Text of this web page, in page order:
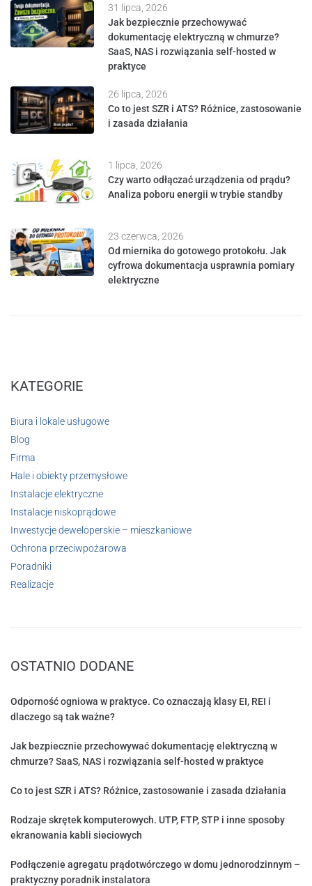
31 lipca, 2026
Jak bezpiecznie przechowywać
dokumentację elektryczną w chmurze?
SaaS, NAS i rozwiązania self-hosted w
praktyce
26 lipca, 2026
Co to jest SZR i ATS? Różnice, zastosowanie
i zasada działania
1 lipca, 2026
Czy warto odłączać urządzenia od prądu?
Analiza poboru energii w trybie standby
23 czerwca, 2026
Od miernika do gotowego protokołu. Jak
cyfrowa dokumentacja usprawnia pomiary
elektryczne
KATEGORIE
Biura i lokale usługowe
Blog
Firma
Hale i obiekty przemysłowe
Instalacje elektryczne
Instalacje niskoprądowe
Inwestycje deweloperskie – mieszkaniowe
Ochrona przeciwpożarowa
Poradniki
Realizacje
OSTATNIO DODANE
Odporność ogniowa w praktyce. Co oznaczają klasy EI, REI i
dlaczego są tak ważne?
Jak bezpiecznie przechowywać dokumentację elektryczną w
chmurze? SaaS, NAS i rozwiązania self-hosted w praktyce
Co to jest SZR i ATS? Różnice, zastosowanie i zasada działania
Rodzaje skrętek komputerowych. UTP, FTP, STP i inne sposoby
ekranowania kabli sieciowych
Podłączenie agregatu prądotwórczego w domu jednorodzinnym –
praktyczny poradnik instalatora